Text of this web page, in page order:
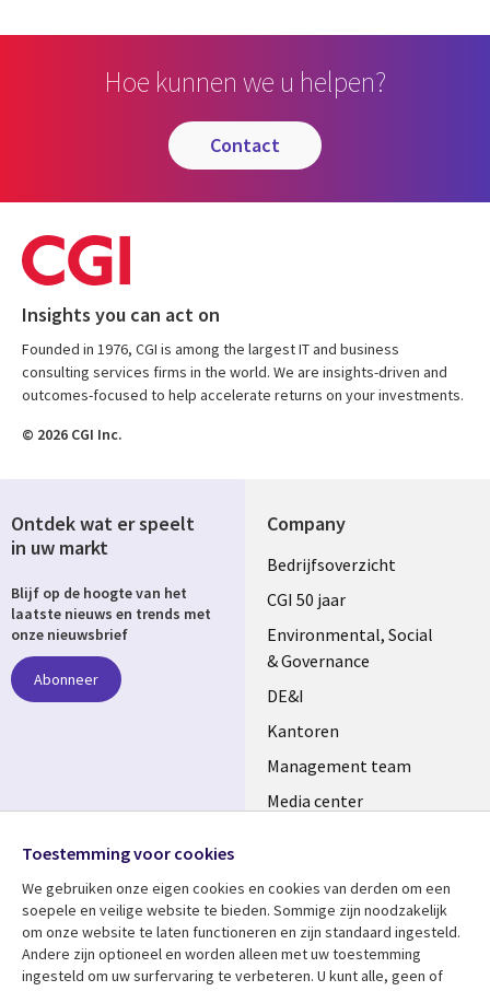
Hoe kunnen we u helpen?
contact
Insights you can act on
Founded in 1976, CGI is among the largest IT and business
consulting services firms in the world. We are insights-driven and
outcomes-focused to help accelerate returns on your investments.
© 2026 CGI Inc.
Company
Useful
links
NETHERLANDS
Bedrijfsoverzicht
CGI 50 jaar
Environmental, Social
& Governance
DE&I
Kantoren
Management team
Media center
Bekijk meer Support
Ontdek wat er speelt
in uw markt
Blijf op de hoogte van het
laatste nieuws en trends met
onze nieuwsbrief
Abonneer
Media
NETHERLANDS
Toestemming voor cookies
We gebruiken onze eigen cookies en cookies van derden om een ​​
soepele en veilige website te bieden. Sommige zijn noodzakelijk
om onze website te laten functioneren en zijn standaard ingesteld.
Andere zijn optioneel en worden alleen met uw toestemming
ingesteld om uw surfervaring te verbeteren. U kunt alle, geen of